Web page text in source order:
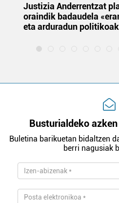
Justizia Anderrentzat
oraindik badaudela
eta arduradun
Busturialdeko
Buletina barikuetan bidaltzen
berri nagusiak